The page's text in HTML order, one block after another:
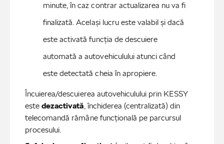
minute, în caz contrar actualizarea nu va fi
finalizată. Același lucru este valabil și dacă
este activată funcția de descuiere
automată a autovehiculului atunci când
este detectată cheia în apropiere.
Încuierea/descuierea autovehiculului prin KESSY
estedezactivată, închiderea (centralizată) din
telecomandă rămâne funcțională pe parcursul
procesului.